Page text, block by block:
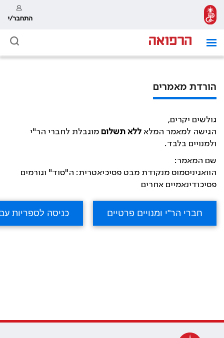
התחבר/י
הורדת מאמרים
גולשים יקרים,
הגישה למאמר המלא ללא תשלום מוגבלת לחברי הר"י
ולמנויים בלבד.
שם המאמר:
הוואגיניסמוס מנקודת מבט פסיכיאטרית: ה"סוד" וגורמים
פסיכודינאמיים אחרים